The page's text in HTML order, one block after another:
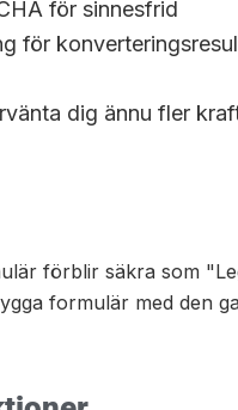
för sinnesfrid
för
dig ännu fler
förblir säkra som
formulär med den